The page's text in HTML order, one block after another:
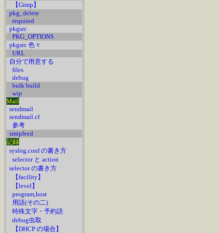
【Gimp】
pkg_delete
required
pkgsrc
PKG_OPTIONS
pkgsrc 色々
URL
自分で用意する
files
debug
bulk build
wip
Mail
sendmail
sendmail.cf
参考
smtpfeed
記録
syslog.conf の書き方
selector と action
selector の書き方
【facility】
【level】
program,host
用語(その二)
特殊文字・予約語
debug虫取
【DHCP の場合】